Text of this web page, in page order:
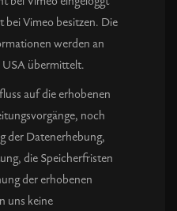
Vimeo besitzen. Die
werden an
USA übermittelt.
auf die erhobenen
noch
der Datenerhebung,
die Speicherfristen
der erhobenen
uns keine